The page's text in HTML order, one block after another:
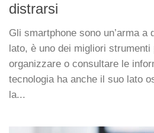
distrarsi
Gli smartphone sono un’arma a
lato, è uno dei migliori strumenti
organizzare o consultare le
tecnologia ha anche il suo lato
la...